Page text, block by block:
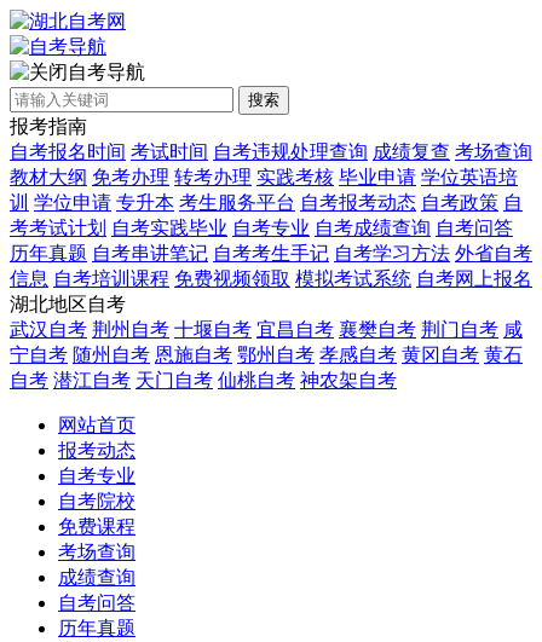
自考导航
搜索
报考指南
自考报名时间 考试时间 自考违规处理查询 成绩复查 考场查询
教材大纲 免考办理 转考办理 实践考核 毕业申请 学位英语培
训 学位申请 专升本 考生服务平台 自考报考动态 自考政策 自
考考试计划 自考实践毕业 自考专业 自考成绩查询 自考问答
历年真题 自考串讲笔记 自考考生手记 自考学习方法 外省自考
信息 自考培训课程 免费视频领取 模拟考试系统 自考网上报名
湖北地区自考
武汉自考 荆州自考 十堰自考 宜昌自考 襄樊自考 荆门自考 咸
宁自考 随州自考 恩施自考 鄂州自考 孝感自考 黄冈自考 黄石
自考 潜江自考 天门自考 仙桃自考 神农架自考
网站首页
报考动态
自考专业
自考院校
免费课程
考场查询
成绩查询
自考问答
历年真题